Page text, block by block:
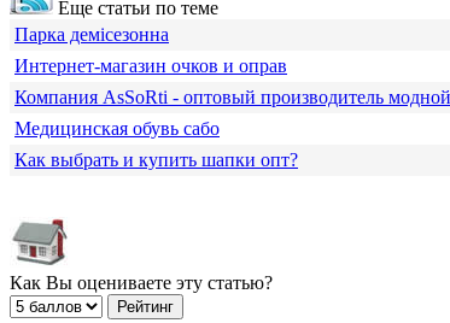
Еще статьи по теме
Парка демісезонна
Интернет-магазин очков и оправ
Компания АsSoRti - оптовый производитель
Медицинская обувь сабо
Как выбрать и купить шапки опт?
Как Вы оцениваете эту статью?